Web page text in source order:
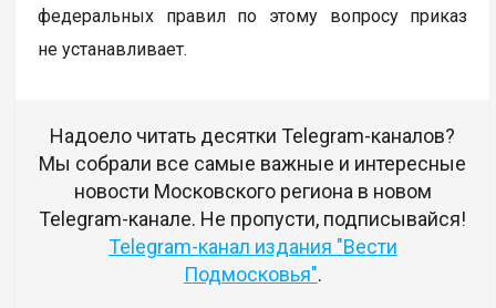
федеральных правил по этому вопросу приказ
не устанавливает.
Надоело читать десятки Telegram-каналов?
Мы собрали все самые важные и интересные
новости Московского региона в новом
Telegram-канале. Не пропусти, подписывайся!
Telegram-канал издания "Вести
Подмосковья".